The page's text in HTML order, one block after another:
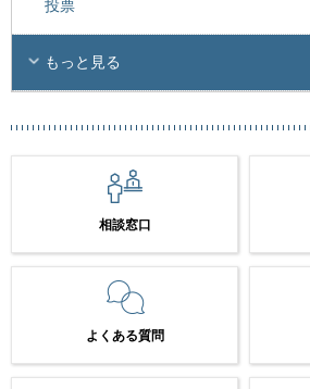
投票
もっと見る
相談窓口
よくある質問